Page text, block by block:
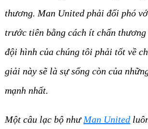
thương. Man United phải đối phó
trước tiên bằng cách ít chấn
đội hình của chúng tôi phải tốt về
giải này sẽ là sự sống còn của
mạnh nhất.
Một câu lạc bộ nhưMan United